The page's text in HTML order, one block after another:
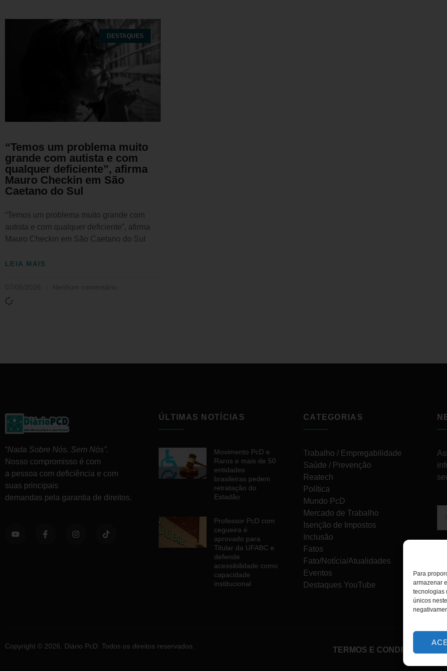
Para
armazenar
tecnologias
únicos
DESTAQUES
“Temos um problema muito
grande com autista e com
qualquer deficiente”, afirma
Mauro Checkin em São
Caetano do Sul
“Temos um problema muito grande com
autista e com qualquer deficiente”, afirma
Mauro Checkin em São Caetano do Sul
LEIA MAIS
“Nada Sobre Nós. Sem Nós”.
Nosso compromisso é com
a pessoa com deficiência e com
suas principais
demandas pela garantia de direitos.
ÚLTIMAS NOTÍCIAS
Movimento PcD e
Raros e mais de 50
entidades
brasileiras pedem
retratação do
Estadão
Professor PcD com
cegueira é
aprovado para
Titular da UFABC e
defende
acessibilidade como
capacidade
institucional
CATEGORIAS
Trabalho / Empregabilidade
Saúde / Prevenção
Reatech
Política
Mundo PcD
Mercado de Trabalho
Isenção de Impostos
Inclusão
Fatos
Fato/Notícia/Atualidades
Eventos
Destaques YouTube
Copyright © 2026. Diário PcD. Todos os direitos reservados. TERMOS E CONDIÇÕES